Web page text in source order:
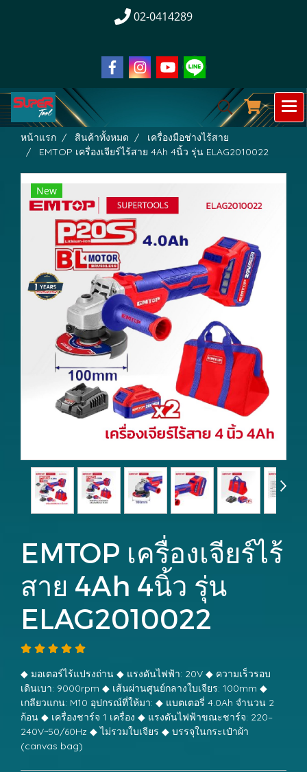
02-0414289
หน้าแรก สินค้าทั้งหมด
เครื่องมือช่างไร้สาย
EMTOP เครื่องเจียร์ไร้สาย 4Ah 4นิ้ว รุ่น ELAG2010022
New
EMTOP เครื่องเจียร์ไร้
สาย 4Ah 4นิ้ว รุ่น
ELAG2010022
◆ มอเตอร์ไร้แปรงถ่าน ◆ แรงดันไฟฟ้า: 20V ◆ ความเร็วรอบ
เดินเบา: 9000rpm ◆ เส้นผ่านศูนย์กลางใบเจียร: 100mm ◆
เกลียวแกน: M10 อุปกรณ์ที่ให้มา: ◆ แบตเตอรี่ 4.0Ah จำนวน 2
ก้อน ◆ เครื่องชาร์จ 1 เครื่อง ◆ แรงดันไฟฟ้าขณะชาร์จ: 220–
240V~50/60Hz ◆ ไม่รวมใบเจียร ◆ บรรจุในกระเป๋าผ้า
(canvas bag)